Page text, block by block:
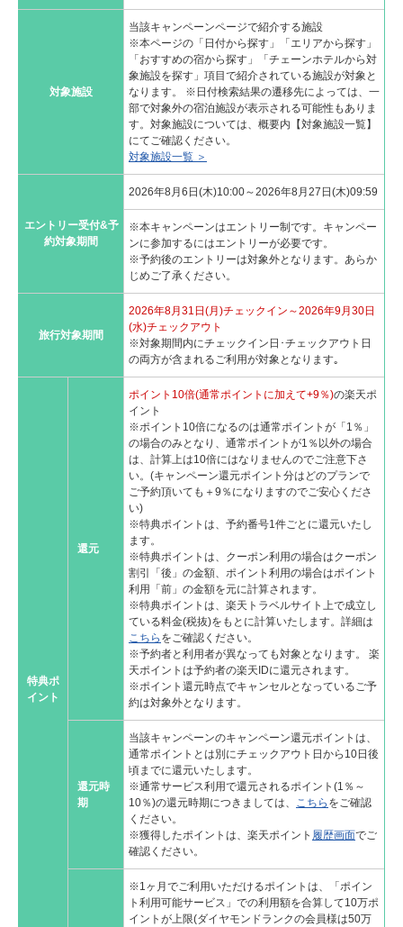
対象施設
当該キャンペーンページで紹介する施設
※本ページの「日付から探す」「エリアから探す」
「おすすめの宿から探す」「チェーンホテルから対
象施設を探す」項目で紹介されている施設が対象と
なります。 ※日付検索結果の遷移先によっては、一
部で対象外の宿泊施設が表示される可能性もありま
す。対象施設については、概要内【対象施設一覧】
にてご確認ください。
対象施設一覧 ＞
エントリー受付&予
約対象期間
2026年8月6日(木)10:00～2026年8月27日(木)09:59
※本キャンペーンはエントリー制です。キャンペー
ンに参加するにはエントリーが必要です。
※予約後のエントリーは対象外となります。あらか
じめご了承ください。
旅行対象期間
2026年8月31日(月)チェックイン～2026年9月30日
(水)チェックアウト
※対象期間内にチェックイン日･チェックアウト日
の両方が含まれるご利用が対象となります｡
特典ポ
イント
還元
ポイント10倍(通常ポイントに加えて+9％)の楽天ポ
イント
※ポイント10倍になるのは通常ポイントが「1％」
の場合のみとなり、通常ポイントが1％以外の場合
は、計算上は10倍にはなりませんのでご注意下さ
い。(キャンペーン還元ポイント分はどのプランで
ご予約頂いても＋9％になりますのでご安心くださ
い)
※特典ポイントは、予約番号1件ごとに還元いたし
ます。
※特典ポイントは、クーポン利用の場合はクーポン
割引「後」の金額、ポイント利用の場合はポイント
利用「前」の金額を元に計算されます。
※特典ポイントは、楽天トラベルサイト上で成立し
ている料金(税抜)をもとに計算いたします。詳細は
こちら をご確認ください。
※予約者と利用者が異なっても対象となります。 楽
天ポイントは予約者の楽天IDに還元されます。
※ポイント還元時点でキャンセルとなっているご予
約は対象外となります。
還元時
期
当該キャンペーンのキャンペーン還元ポイントは、
通常ポイントとは別にチェックアウト日から10日後
頃までに還元いたします。
※通常サービス利用で還元されるポイント(1％～
10％)の還元時期につきましては、 こちら をご確認
ください。
※獲得したポイントは、楽天ポイント 履歴画面でご
確認ください。
※1ヶ月でご利用いただけるポイントは、「ポイン
ト利用可能サービス」での利用額を合算して10万ポ
イントが上限(ダイヤモンドランクの会員様は50万